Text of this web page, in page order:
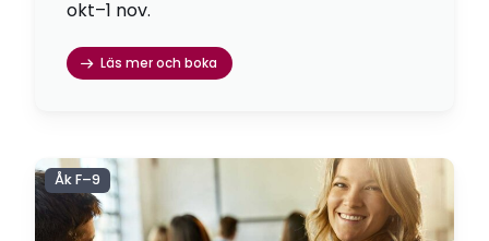
okt–1 nov.
Läs mer och boka
Åk F–9